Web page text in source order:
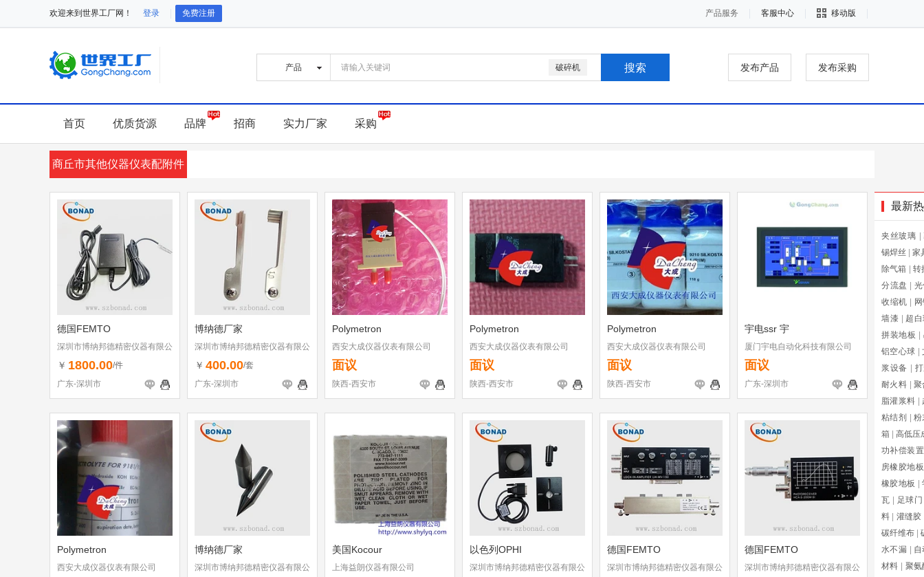
欢迎来到世界工厂网！ 登录 免费注册 产品服务 客服中心 移动版
破碎机 发布产品 发布采购
首页 优质货源 品牌 招商 实力厂家 采购
商丘市其他仪器仪表配附件
德国FEMTO
深圳市博纳邦德精密仪器有限公
司
￥ 1800.00/件
广东-深圳市
博纳德厂家
深圳市博纳邦德精密仪器有限公
司
￥ 400.00/套
广东-深圳市
Polymetron
西安大成仪器仪表有限公司
面议
陕西-西安市
Polymetron
西安大成仪器仪表有限公司
面议
陕西-西安市
Polymetron
西安大成仪器仪表有限公司
面议
陕西-西安市
宇电ssr 宇
厦门宇电自动化科技有限公司
面议
广东-深圳市
Polymetron
西安大成仪器仪表有限公司
博纳德厂家
深圳市博纳邦德精密仪器有限公
美国Kocour
上海益朗仪器有限公司
以色列OPHI
深圳市博纳邦德精密仪器有限公
德国FEMTO
深圳市博纳邦德精密仪器有限公
德国FEMTO
深圳市博纳邦德精密仪器有限公
最新
夹丝玻璃
锡焊丝
家
除气箱
转
分流盘
收缩机
墙漆
超
拼装地板
铝空心球
浆设备
耐火料
聚
脂灌浆料
粘结剂
粉
箱
高低压
功补偿装置
房橡胶地板
橡胶地板
瓦
足球门
料
灌缝胶
碳纤维布
水不漏
材料
聚